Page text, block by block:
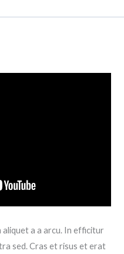
aliquet a a arcu. In efficitur
sed. Cras et risus et erat